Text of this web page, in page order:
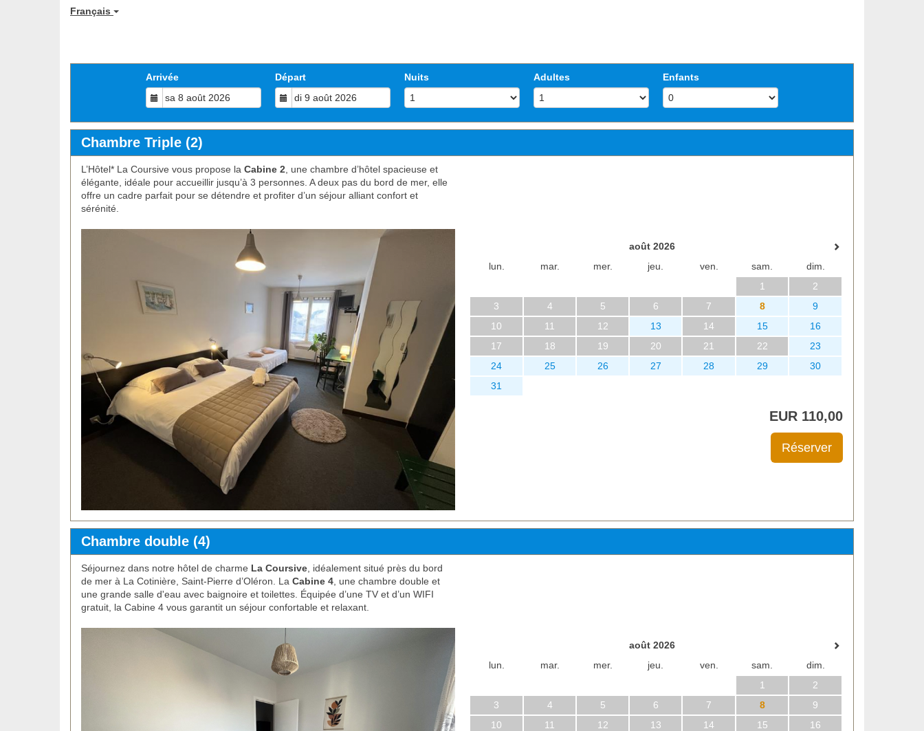
Français
Arrivée Départ Nuits Adultes Enfants
Chambre Triple (2)
L’Hôtel* La Coursive vous propose la Cabine 2 , une chambre d’hôtel spacieuse et
élégante, idéale pour accueillir jusqu’à 3 personnes. A deux pas du bord de mer, elle
offre un cadre parfait pour se détendre et profiter d’un séjour alliant confort et
sérénité.
août 2026
lun.
mar. mer. jeu. ven. sam.
dim.
1
2
3
4 5 6 7 8
9
10
11 12 13 14 15
16
17
18 19 20 21 22
23
24
25 26 27 28 29
30
31
EUR 110,00
Chambre double (4)
Séjournez dans notre hôtel de charme La Coursive , idéalement situé près du bord
de mer à La Cotinière, Saint-Pierre d’Oléron. La Cabine 4 , une chambre double et
une grande salle d'eau avec baignoire et toilettes.
Équipée d’une TV et d’un WIFI
gratuit, la Cabine 4 vous garantit un séjour confortable et relaxant.
août 2026
lun.
mar. mer. jeu. ven. sam.
dim.
1
2
3
4 5 6 7 8
9
10
11 12 13 14 15
16